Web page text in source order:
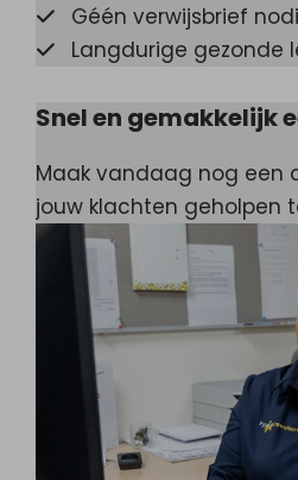
Géén verwijsbrief
Langdurige gezonde
Snel en gemakkelijk
Maak vandaag nog een
jouw klachten geholpen